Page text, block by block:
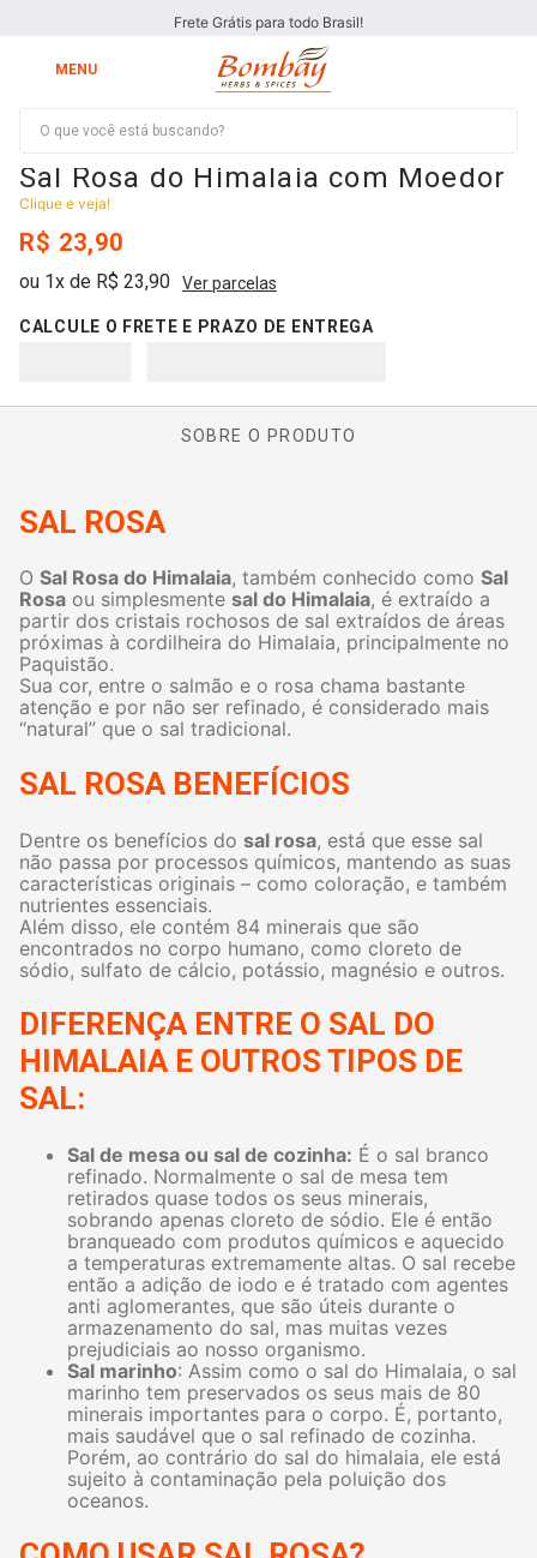
Frete Grátis para todo Brasil!
Sal Rosa do Himalaia com Moedor
Clique e veja!
R$ 23,90
ou 1x de R$ 23,90 Ver parcelas
SOBRE O PRODUTO
SAL ROSA
O Sal Rosa do Himalaia, também conhecido como Sal
Rosa ou simplesmente sal do Himalaia, é extraído a
partir dos cristais rochosos de sal extraídos de áreas
próximas à cordilheira do Himalaia, principalmente no
Paquistão.
Sua cor, entre o salmão e o rosa chama bastante
atenção e por não ser refinado, é considerado mais
“natural” que o sal tradicional.
SAL ROSA BENEFÍCIOS
Dentre os benefícios do sal rosa, está que esse sal
não passa por processos químicos, mantendo as suas
características originais – como coloração, e também
nutrientes essenciais.
Além disso, ele contém 84 minerais que são
encontrados no corpo humano, como cloreto de
sódio, sulfato de cálcio, potássio, magnésio e outros.
DIFERENÇA ENTRE O SAL DO
HIMALAIA E OUTROS TIPOS DE
SAL:
Sal de mesa ou sal de cozinha: É o sal branco
refinado. Normalmente o sal de mesa tem
retirados quase todos os seus minerais,
sobrando apenas cloreto de sódio. Ele é então
branqueado com produtos químicos e aquecido
a temperaturas extremamente altas. O sal recebe
então a adição de iodo e é tratado com agentes
anti aglomerantes, que são úteis durante o
armazenamento do sal, mas muitas vezes
prejudiciais ao nosso organismo.
Sal marinho: Assim como o sal do Himalaia, o sal
marinho tem preservados os seus mais de 80
minerais importantes para o corpo. É, portanto,
mais saudável que o sal refinado de cozinha.
Porém, ao contrário do sal do himalaia, ele está
sujeito à contaminação pela poluição dos
oceanos.